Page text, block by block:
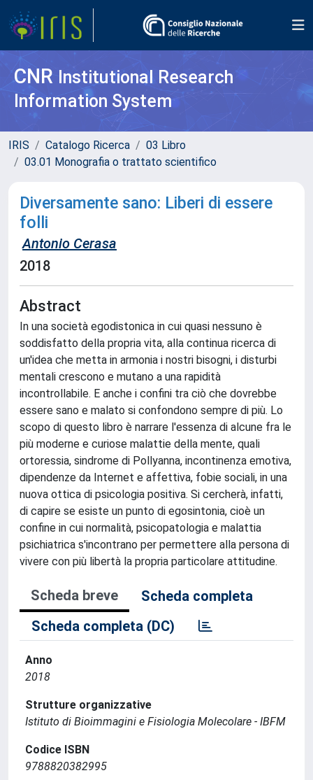
CNR Institutional Research
Information System
IRIS Catalogo Ricerca
03 Libro
03.01 Monografia o trattato scientifico
Diversamente sano: Liberi di essere
folli
Antonio Cerasa
2018
Abstract
In una società egodistonica in cui quasi nessuno è
soddisfatto della propria vita, alla continua ricerca di
un'idea che metta in armonia i nostri bisogni, i disturbi
mentali crescono e mutano a una rapidità
incontrollabile. E anche i confini tra ciò che dovrebbe
essere sano e malato si confondono sempre di più. Lo
scopo di questo libro è narrare l'essenza di alcune fra le
più moderne e curiose malattie della mente, quali
ortoressia, sindrome di Pollyanna, incontinenza emotiva,
dipendenze da Internet e affettiva, fobie sociali, in una
nuova ottica di psicologia positiva. Si cercherà, infatti,
di capire se esiste un punto di egosintonia, cioè un
confine in cui normalità, psicopatologia e malattia
psichiatrica s'incontrano per permettere alla persona di
vivere con più libertà la propria particolare attitudine.
Scheda breve
Scheda completa
Scheda completa (DC)
Anno
2018
Strutture organizzative
Istituto di Bioimmagini e Fisiologia Molecolare - IBFM
Codice ISBN
9788820382995